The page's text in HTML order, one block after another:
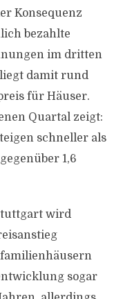
Konsequenz
bezahlte
im dritten
damit rund
für Häuser.
Quartal zeigt:
schneller als
1,6
wird
sogar